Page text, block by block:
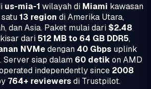
us-mia-1 wilayah di Miami kawasan
13 region di Amerika Utara,
dan Asia. Paket mulai dari $2.48
dari512 MB to 64 GB DDR5,
NVMedengan 40 Gbps uplink
Server siap dalam 60 detikon AMD
independently since 2008
764+ reviewersdi Trustpilot.